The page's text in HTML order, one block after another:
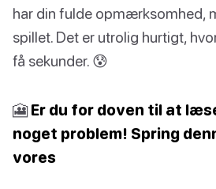
har din fulde opmærksomhed,
spillet. Det er utrolig hurtigt,
få sekunder. 😰
🎦Er du for doven til at
noget problem! Spring
vores